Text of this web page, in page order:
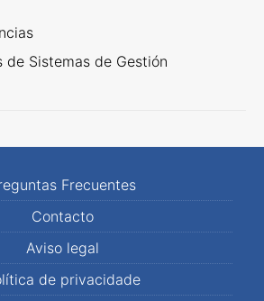
Sistemas de Gestión
Frecuentes
Contacto
Aviso legal
de privacidade